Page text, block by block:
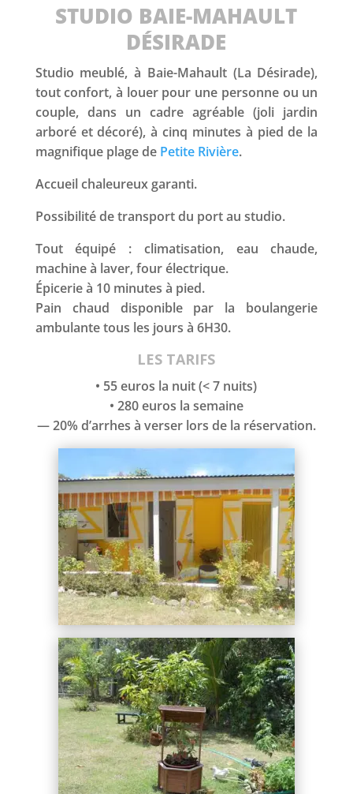
STUDIO BAIE-MAHAULT
DÉSIRADE
Studio meublé, à Baie-Mahault (La Désirade),
tout confort, à louer pour une personne ou un
couple, dans un cadre agréable (joli jardin
arboré et décoré), à cinq minutes à pied de la
magnifique plage de Petite Rivière.
Accueil chaleureux garanti.
Possibilité de transport du port au studio.
Tout équipé : climatisation, eau chaude,
machine à laver, four électrique.
Épicerie à 10 minutes à pied.
Pain chaud disponible par la boulangerie
ambulante tous les jours à 6H30.
LES TARIFS
• 55 euros la nuit (< 7 nuits)
• 280 euros la semaine
— 20% d’arrhes à verser lors de la réservation.